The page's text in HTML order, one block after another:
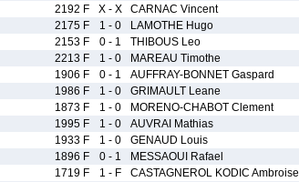
2192 F X - X CARNAC Vincent
2175 F 1 - 0 LAMOTHE Hugo
2153 F 0 - 1 THIBOUS Leo
2213 F 1 - 0 MAREAU Timothe
1906 F 0 - 1 AUFFRAY-BONNET Gaspard
1986 F 1 - 0 GRIMAULT Leane
1873 F 1 - 0 MORENO-CHABOT Clement
1995 F 1 - 0 AUVRAI Mathias
1933 F 1 - 0 GENAUD Louis
1896 F 0 - 1 MESSAOUI Rafael
1719 F 1 - F CASTAGNEROL KODIC Ambroise